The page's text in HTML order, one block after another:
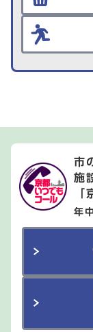
市
施
「
年